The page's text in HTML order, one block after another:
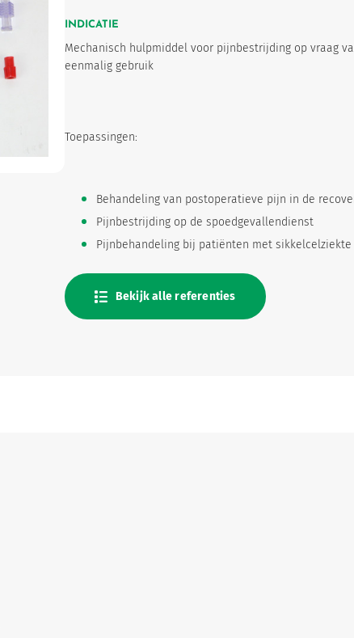
INDICATIE
Mechanisch hulpmiddel voor pijnbestrijding op vraag
eenmalig gebruik
Toepassingen:
Behandeling van postoperatieve pijn in de
Pijnbestrijding op de spoedgevallendienst
Pijnbehandeling bij patiënten met sikkelcelziekte
Bekijk alle referenties